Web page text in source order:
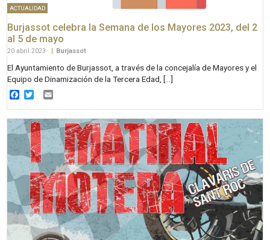
ACTUALIDAD
Burjassot celebra la Semana de los Mayores 2023, del 2
al 5 de mayo
20 abril 2023 | Burjassot
El Ayuntamiento de Burjassot, a través de la concejalía de Mayores y el
Equipo de Dinamización de la Tercera Edad, […]
Facebook
Twitter